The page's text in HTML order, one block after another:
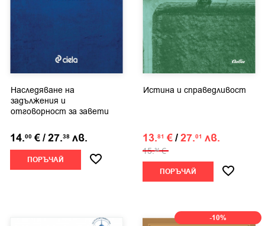
Наследяване на
задължения и
отговорност за завети
14.00 €/27.38 лв.
ПОРЪЧАЙ
Истина и справедливост
13.81 €/27.01 лв.
15.34 €
ПОРЪЧАЙ
-10%